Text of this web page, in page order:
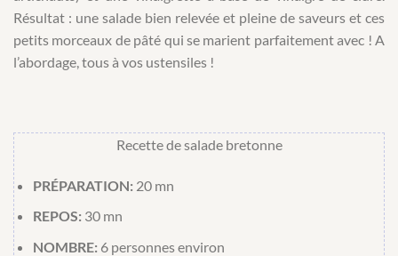
Résultat : une salade bien relevée et pleine de saveurs et ces
petits morceaux de pâté qui se marient parfaitement avec ! A
l’abordage, tous à vos ustensiles !
Recette de salade bretonne
PRÉPARATION: 20 mn
REPOS: 30 mn
NOMBRE: 6personnes environ